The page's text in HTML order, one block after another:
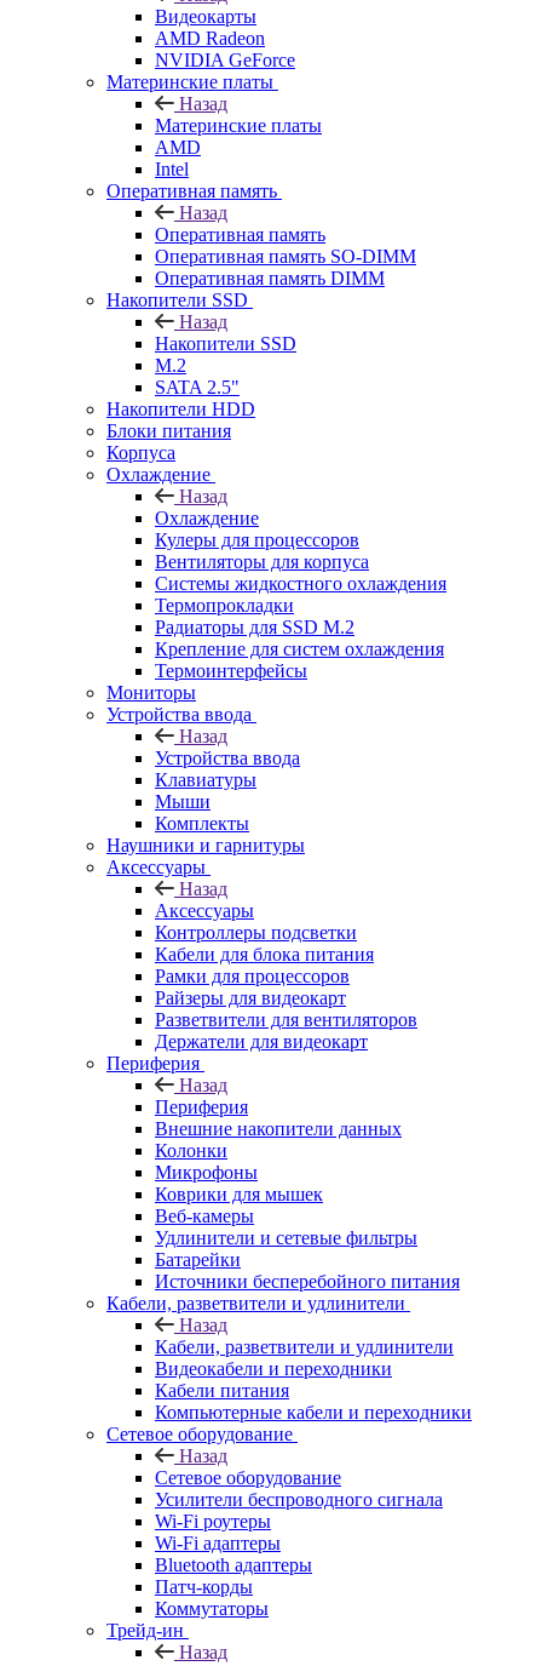
Видеокарты
AMD Radeon
NVIDIA GeForce
Материнские платы
Назад
Материнские платы
AMD
Intel
Оперативная память
Назад
Оперативная память
Оперативная память SO-DIMM
Оперативная память DIMM
Накопители SSD
Назад
Накопители SSD
M.2
SATA 2.5"
Накопители HDD
Блоки питания
Корпуса
Охлаждение
Назад
Охлаждение
Кулеры для процессоров
Вентиляторы для корпуса
Системы жидкостного охлаждения
Термопрокладки
Радиаторы для SSD M.2
Крепление для систем охлаждения
Термоинтерфейсы
Мониторы
Устройства ввода
Назад
Устройства ввода
Клавиатуры
Мыши
Комплекты
Наушники и гарнитуры
Аксессуары
Назад
Аксессуары
Контроллеры подсветки
Кабели для блока питания
Рамки для процессоров
Райзеры для видеокарт
Разветвители для вентиляторов
Держатели для видеокарт
Периферия
Назад
Периферия
Внешние накопители данных
Колонки
Микрофоны
Коврики для мышек
Веб-камеры
Удлинители и сетевые фильтры
Батарейки
Источники бесперебойного питания
Кабели, разветвители и удлинители
Назад
Кабели, разветвители и удлинители
Видеокабели и переходники
Кабели питания
Компьютерные кабели и переходники
Сетевое оборудование
Назад
Сетевое оборудование
Усилители беспроводного сигнала
Wi-Fi роутеры
Wi-Fi адаптеры
Bluetooth адаптеры
Патч-корды
Коммутаторы
Трейд-ин
Назад